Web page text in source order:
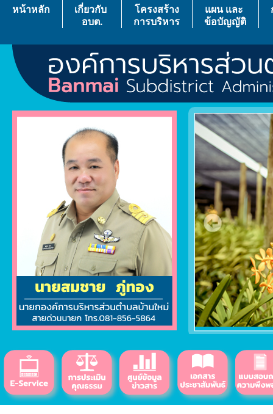
หน้าหลัก
เกี่ยวกับ
อบต.
โครงสร้าง
การบริหาร
แผน เเละ
ข้อบัญญัติ